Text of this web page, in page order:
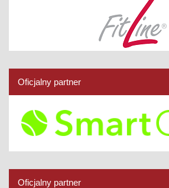
Oficjalny partner
Oficjalny partner